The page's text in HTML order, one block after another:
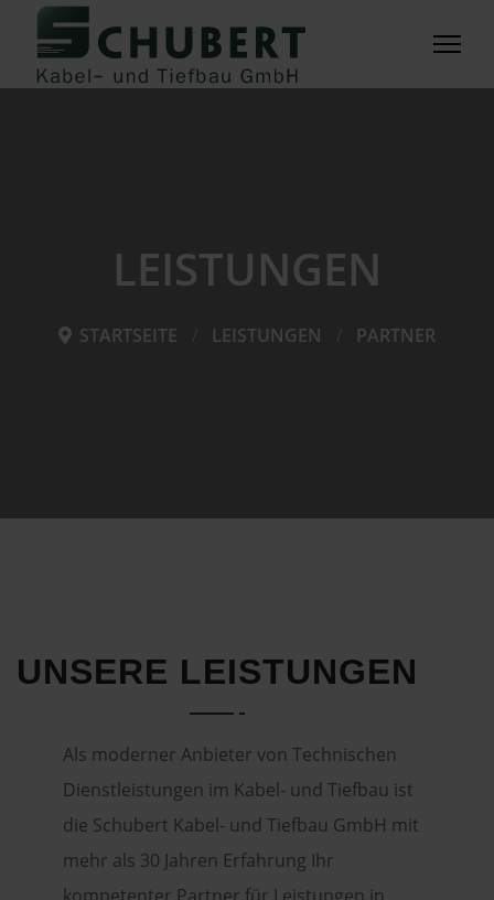
LEISTUNGEN
STARTSEITE LEISTUNGEN PARTNER
UNSERE LEISTUNGEN
Als moderner Anbieter von Technischen
Dienstleistungen im Kabel- und Tiefbau ist
die Schubert Kabel- und Tiefbau GmbH mit
mehr als 30 Jahren Erfahrung Ihr